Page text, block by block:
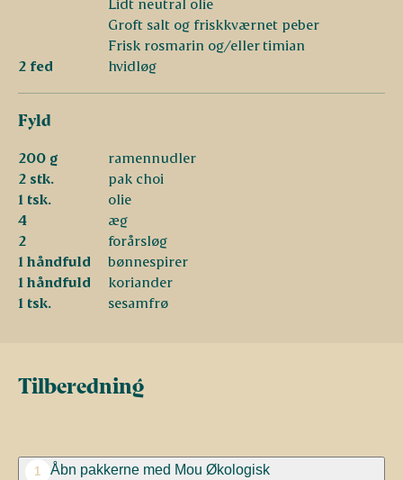
Groft salt og friskkværnet peber
Frisk rosmarin og/eller timian
2 fed
hvidløg
Fyld
200 g
ramennudler
2 stk.
pak choi
1 tsk.
olie
4
æg
2
forårsløg
1 håndfuld
bønnespirer
1 håndfuld
koriander
1 tsk.
sesamfrø
Tilberedning
1
Åbn pakkerne med Mou Økologisk